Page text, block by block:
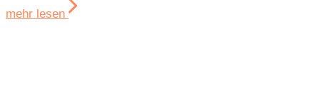
mehr lesen